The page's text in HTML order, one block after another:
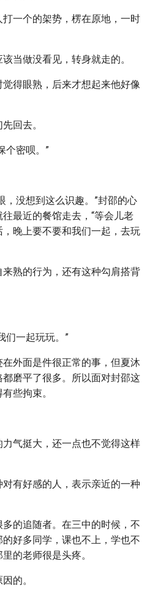
一个的架势，楞在原地，一时
当做没看见，转身就走的。
得眼熟，后来才想起来他好像
回去。
个密呗。”
，没想到这么识趣。”封邵的心
最近的餐馆走去，“等会儿老
晚上要不要和我们一起，去玩
熟的行为，还有这种勾肩搭背
们一起玩玩。”
外面是件很正常的事，但夏沐
磨平了很多。所以面对封邵这
些拘束。
气挺大，还一点也不觉得这样
有好感的人，表示亲近的一种
的追随者。在三中的时候，不
好多同学，课也不上，学也不
的老师很是头疼。
的。